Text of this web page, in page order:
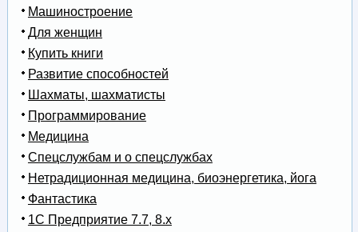
Машиностроение
Для женщин
Купить книги
Развитие способностей
Шахматы, шахматисты
Программирование
Медицина
Спецслужбам и о спецслужбах
Нетрадиционная медицина, биоэнергетика, йога
Фантастика
1С Предприятие 7.7, 8.x